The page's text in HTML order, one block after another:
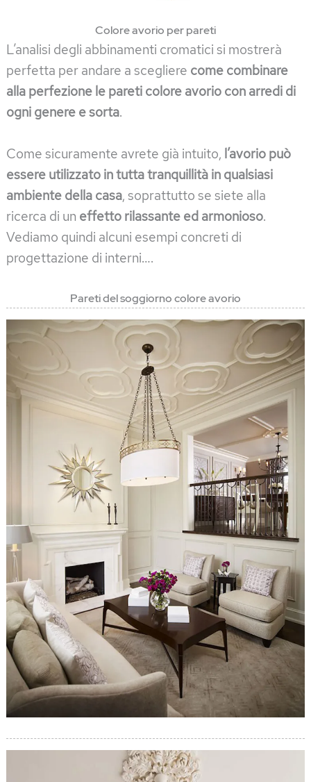
Colore avorio per pareti
L’analisi degli abbinamenti cromatici si mostrerà
perfetta per andare a scegliere come combinare
alla perfezione le pareti colore avorio con arredi di
ogni genere e sorta.
Come sicuramente avrete già intuito, l’avorio può
essere utilizzato in tutta tranquillità in qualsiasi
ambiente della casa, soprattutto se siete alla
ricerca di un effetto rilassante ed armonioso.
Vediamo quindi alcuni esempi concreti di
progettazione di interni….
Pareti del soggiorno colore avorio